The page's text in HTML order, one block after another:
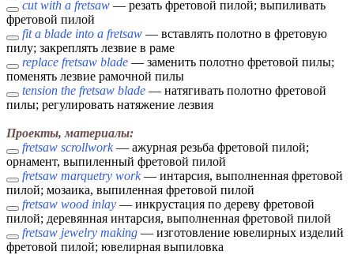
cut with a fretsaw — резать фретовой пилой; выпиливать
фретовой пилой
fit a blade into a fretsaw — вставлять полотно в фретовую
пилу; закреплять лезвие в раме
replace fretsaw blade — заменить полотно фретовой пилы;
поменять лезвие рамочной пилы
tension the fretsaw blade — натягивать полотно фретовой
пилы; регулировать натяжение лезвия
Проекты, материалы:
fretsaw scrollwork— ажурная резьба фретовой пилой;
орнамент, выпиленный фретовой пилой
fretsaw marquetry work— интарсия, выполненная фретовой
пилой; мозаика, выпиленная фретовой пилой
fretsaw wood inlay — инкрустация по дереву фретовой
пилой; деревянная интарсия, выполненная фретовой пилой
fretsaw jewelry making — изготовление ювелирных изделий
фретовой пилой; ювелирная выпиловка